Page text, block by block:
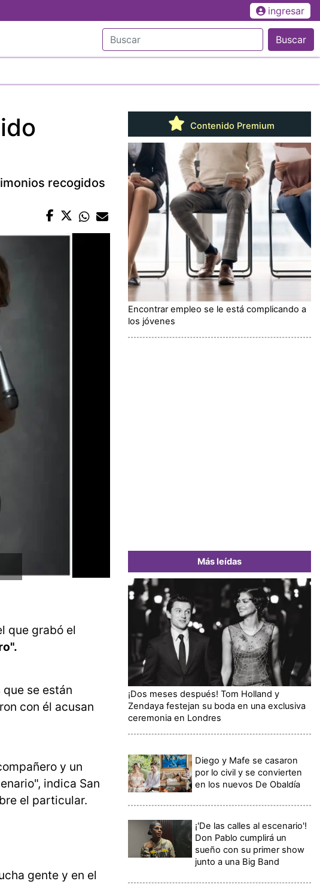
ingresar
Buscar
recogidos
que grabó el
se están
con él acusan
y un
indica San
el particular.
gente y en el
Contenido Premium
Encontrar empleo se le está complicando a
los jóvenes
Más leídas
¡Dos meses después! Tom Holland y
Zendaya festejan su boda en una exclusiva
ceremonia en Londres
Diego y Mafe se casaron
por lo civil y se convierten
en los nuevos De Obaldía
¡'De las calles al escenario'!
Don Pablo cumplirá un
sueño con su primer show
junto a una Big Band